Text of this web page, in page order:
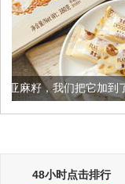
到了牛轧糖里
48小时点击排行